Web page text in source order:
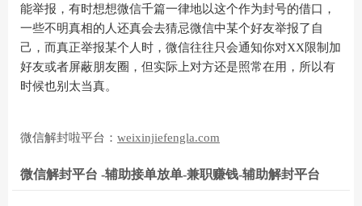
能举报，有时想想微信千篇一律地以这个作为封号的借口，
一些不明真相的人还真会去猜忌微信中某个好友举报了自
己，而真正举报某个人时，微信往往只会通知你对XX限制加
好友或者屏蔽朋友圈，但实际上对方还是照常在用，所以有
时候也别太当真。
微信解封啦平台： weixinjiefengla.com
微信解封平台 -辅助接单放单-兼职赚钱-辅助解封平台